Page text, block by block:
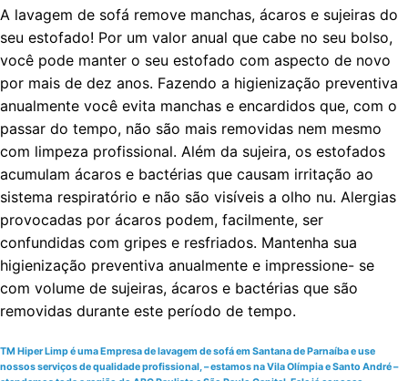
A lavagem de sofá remove manchas, ácaros e sujeiras do
seu estofado! Por um valor anual que cabe no seu bolso,
você pode manter o seu estofado com aspecto de novo
por mais de dez anos. Fazendo a higienização preventiva
anualmente você evita manchas e encardidos que, com o
passar do tempo, não são mais removidas nem mesmo
com limpeza profissional. Além da sujeira, os estofados
acumulam ácaros e bactérias que causam irritação ao
sistema respiratório e não são visíveis a olho nu. Alergias
provocadas por ácaros podem, facilmente, ser
confundidas com gripes e resfriados. Mantenha sua
higienização preventiva anualmente e impressione- se
com volume de sujeiras, ácaros e bactérias que são
removidas durante este período de tempo.
TM Hiper Limp é uma Empresa de lavagem de sofá em Santana de Parnaíba e use
nossos serviços de qualidade profissional, – estamos na Vila Olímpia e Santo André –